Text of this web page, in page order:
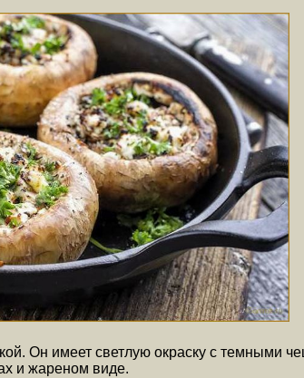
Он имеет светлую окраску с темными
и жареном виде.